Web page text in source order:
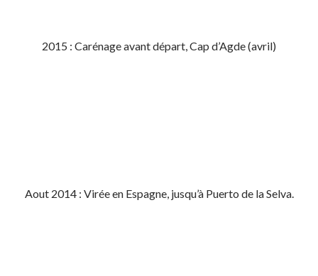
2015 : Carénage avant départ, Cap d’Agde (avril)
Aout 2014 : Virée en Espagne, jusqu’à Puerto de la Selva.